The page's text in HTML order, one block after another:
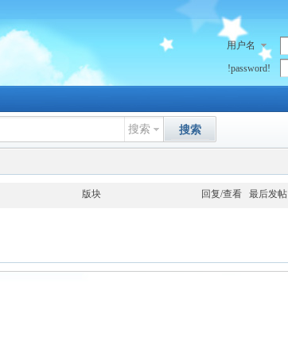
用户名
!password!
搜索 搜索
版块 回复/查看 最后发帖